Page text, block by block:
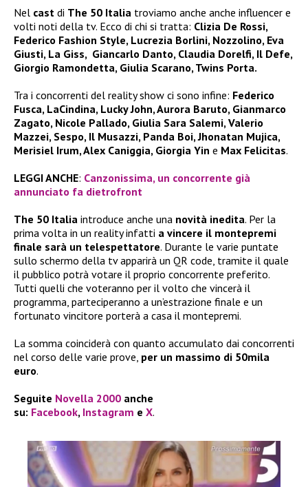
Nel cast di The 50 Italia troviamo anche anche influencer e
volti noti della tv. Ecco di chi si tratta: Clizia De Rossi,
Federico Fashion Style, Lucrezia Borlini, Nozzolino, Eva
Giusti, La Giss, Giancarlo Danto, Claudia Dorelfi, Il Defe,
Giorgio Ramondetta, Giulia Scarano, Twins Porta.
Tra i concorrenti del reality show ci sono infine: Federico
Fusca, LaCindina, Lucky John, Aurora Baruto, Gianmarco
Zagato, Nicole Pallado, Giulia Sara Salemi, Valerio
Mazzei, Sespo, Il Musazzi, Panda Boi, Jhonatan Mujica,
Merisiel Irum, Alex Caniggia, Giorgia Yin e Max Felicitas.
LEGGI ANCHE: Canzonissima, un concorrente già
annunciato fa dietrofront
The 50 Italia introduce anche una novità inedita. Per la
prima volta in un reality infatti a vincere il montepremi
finale sarà un telespettatore. Durante le varie puntate
sullo schermo della tv apparirà un QR code, tramite il quale
il pubblico potrà votare il proprio concorrente preferito.
Tutti quelli che voteranno per il volto che vincerà il
programma, parteciperanno a un’estrazione finale e un
fortunato vincitore porterà a casa il montepremi.
La somma coinciderà con quanto accumulato dai concorrenti
nel corso delle varie prove, per un massimo di 50mila
euro.
Seguite Novella 2000 anche
su: Facebook, Instagram e X.